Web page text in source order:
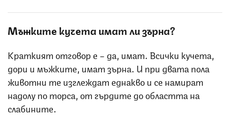
Мъжките кучета имат ли зърна?
Краткият отговор е – да, имат. Всички кучета,
дори и мъжките, имат зърна. И при двата пола
животни те изглеждат еднакво и се намират
надолу по торса, от гърдите до областта на
слабините.